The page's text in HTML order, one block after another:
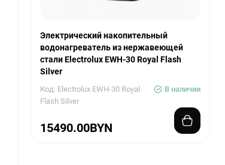
Электрический накопительный
водонагреватель из нержавеющей
стали Electrolux EWH-30 Royal Flash
Silver
Код: Electrolux EWH-30 Royal
Flash Silver
В наличии
15490.00BYN